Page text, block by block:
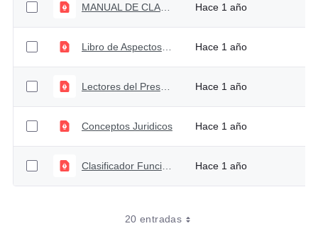
MANUAL DE CLASIFICACION ECONOMICIA 2023 Hace 1 año
Libro de Aspectos Generales del Proceso Presupuestal Colombiano Hace 1 año
Lectores del Presupuesto Hace 1 año
Conceptos Juridicos Hace 1 año
Clasificador Funcional manual versión 2023 Hace 1 año
20 entradas